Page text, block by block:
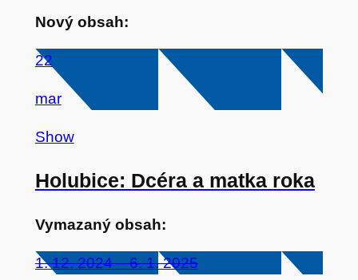
Nový obsah:
22
mar
Show
Holubice: Dcéra a matka roka
Vymazaný obsah:
1. 12. 2024 – 6. 1. 2025